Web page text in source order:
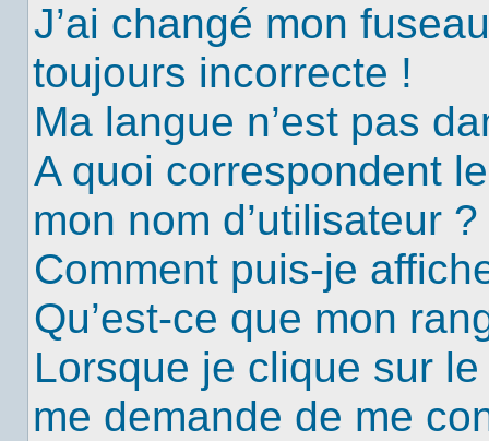
J’ai changé mon
toujours incorrecte !
Ma langue n’est pas
A quoi correspondent
mon nom d’utilisateur ?
Comment puis-je
Qu’est-ce que mon
Lorsque je clique sur
me demande de me